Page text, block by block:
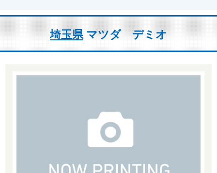
埼玉県マツダ デミオ